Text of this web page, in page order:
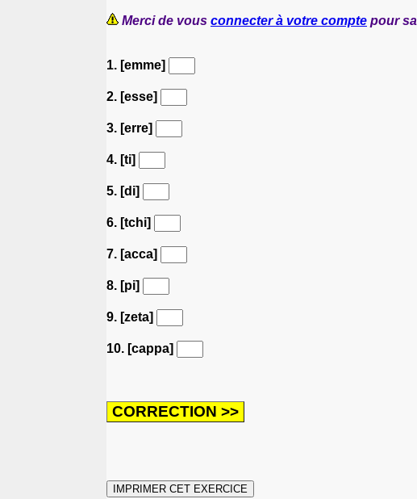
Merci de vous connecter à votre compte pour
1. [emme]
2. [esse]
3. [erre]
4. [ti]
5. [di]
6. [tchi]
7. [acca]
8. [pi]
9. [zeta]
10. [cappa]